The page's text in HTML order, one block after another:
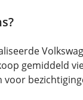
gemiddeld